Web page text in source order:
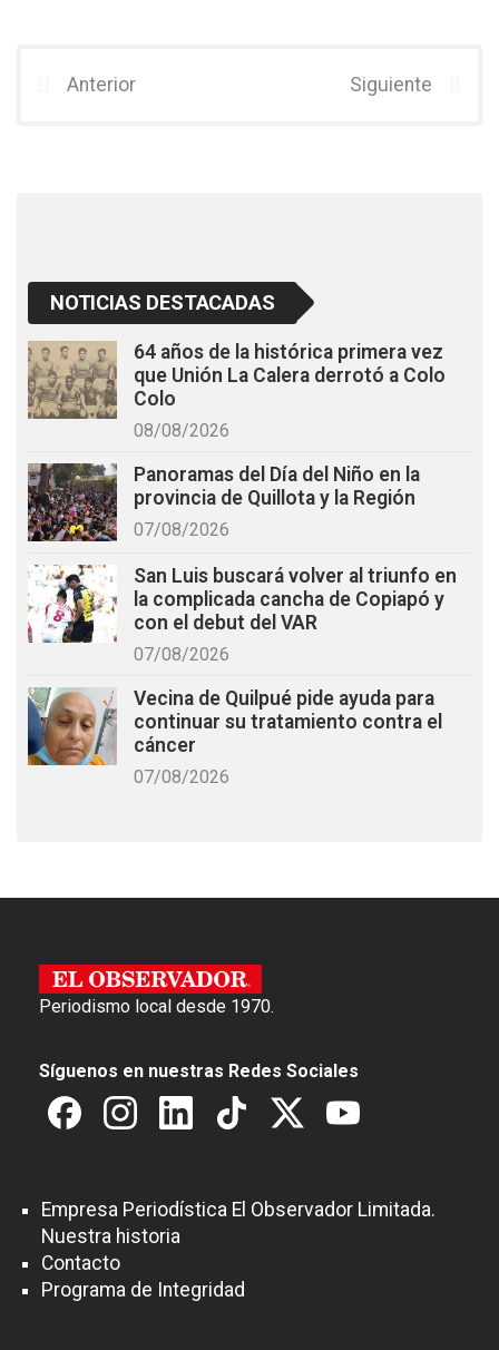
b
er
Anterior Siguiente
NOTICIAS DESTACADAS
64 años de la histórica primera vez
que Unión La Calera derrotó a Colo
Colo
08/08/2026
Panoramas del Día del Niño en la
provincia de Quillota y la Región
07/08/2026
San Luis buscará volver al triunfo en
la complicada cancha de Copiapó y
con el debut del VAR
07/08/2026
Vecina de Quilpué pide ayuda para
continuar su tratamiento contra el
cáncer
07/08/2026
Periodismo local desde 1970.
Síguenos en nuestras Redes Sociales
Empresa Periodística El Observador Limitada.
Nuestra historia
Contacto
Programa de Integridad